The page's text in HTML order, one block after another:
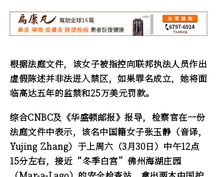
根据法庭文件，该女子被指控向联邦执法人员作出
虚假陈述并非法进入禁区，如果罪名成立，她将面
临高达五年的监禁和25万美元罚款。
综合CNBC及《华盛顿邮报》报导，检察官在一份
法庭文件中表示，该名中国籍女子张玉静（音译，
Yujing Zhang）于上周六（3月30日）中午12点
15分左右，接近“冬季白宫”佛州海湖庄园